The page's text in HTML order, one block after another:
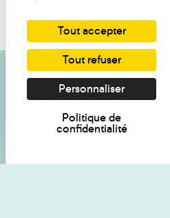
Je souhaite des
Inscrivez-vous à
Tout accepter
Tout refuser
Personnaliser
Politique de
confidentialité